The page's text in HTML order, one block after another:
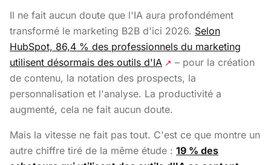
Il ne fait aucun doute que l'IA aura profondément
transformé le marketing B2B d'ici 2026. Selon
HubSpot, 86,4 % des professionnels du marketing
utilisent désormais des outils d'IA ↗ – pour la création
de contenu, la notation des prospects, la
personnalisation et l'analyse. La productivité a
augmenté, cela ne fait aucun doute.
Mais la vitesse ne fait pas tout. C'est ce que montre un
autre chiffre tiré de la même étude : 19 % des